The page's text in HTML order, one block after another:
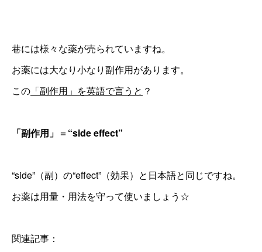
巷には様々な薬が売られていますね。
お薬には大なり小なり副作用があります。
この 「副作用」を英語で言うと ？
「副作用」 ＝ “side effect”
“side”（副）の“effect”（効果）と日本語と同じですね。
お薬は用量・用法を守って使いましょう☆
関連記事：